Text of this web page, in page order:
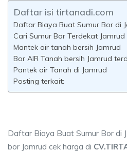
Daftar isi tirtanadi.com
Daftar Biaya Buat Sumur Bor di
Cari Sumur Bor Terdekat Jamrud
Mantek air tanah bersih Jamrud
Bor AIR Tanah bersih Jamrud
Pantek air Tanah di Jamrud
Posting terkait:
Daftar Biaya Buat Sumur Bor di
bor Jamrud cek harga di